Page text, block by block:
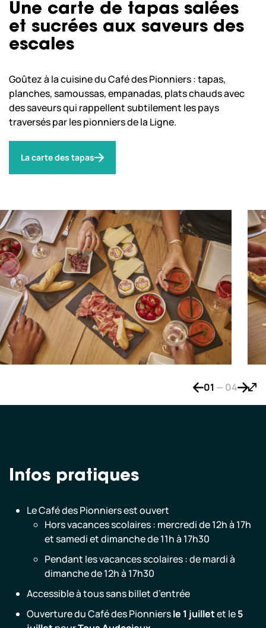
Une carte de tapas salées
et sucrées aux saveurs des
escales
Goûtez à la cuisine du Café des Pionniers : tapas,
planches, samoussas, empanadas, plats chauds avec
des saveurs qui rappellent subtilement les pays
traversés par les pionniers de la Ligne.
La carte des tapas
Bouton de
01 —04
Infos pratiques
Le Café des Pionniers est ouvert
Hors vacances scolaires : mercredi de 12h à 17h
et samedi et dimanche de 11h à 17h30
Pendant les vacances scolaires : de mardi à
dimanche de 12h à 17h30
Accessible à tous sans billet d’entrée
Ouverture du Café des Pionniersle 1 juilletet le5